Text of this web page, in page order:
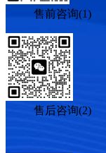
售前咨询(1)
售后咨询(2)